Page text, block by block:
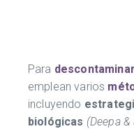
Para
emplean varios
incluyendo
biológicas (Deepa &